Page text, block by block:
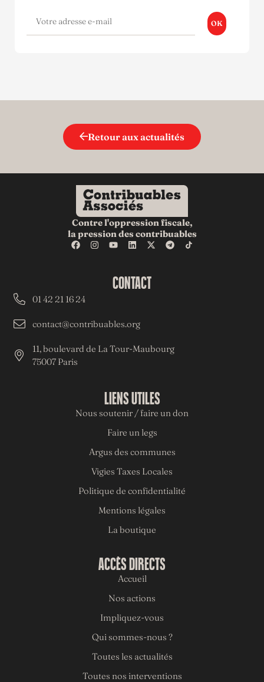
OK
Retour aux actualités
Contre l'oppression fiscale,
la pression des contribuables
ACCÈS DIRECTS
Accueil
Nos actions
Impliquez-vous
Qui sommes-nous ?
Toutes les actualités
Toutes nos interventions
LIENS UTILES
Nous soutenir / faire un don
Faire un legs
Argus des communes
Vigies Taxes Locales
Politique de confidentialité
Mentions légales
La boutique
CONTACT
01 42 21 16 24
contact@contribuables.org
11, boulevard de La Tour-Maubourg
75007 Paris